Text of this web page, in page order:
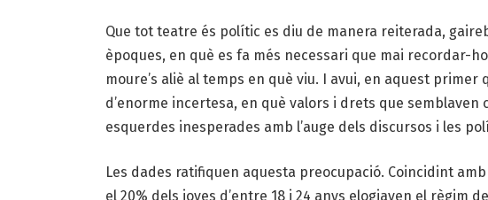
Que tot teatre és polític es diu de manera reiterada,
èpoques, en què es fa més necessari que mai recordar-
moure’s aliè al temps en què viu. I avui, en aquest primer
d’enorme incertesa, en què valors i drets que
esquerdes inesperades amb l’auge dels discursos i les
Les dades ratifiquen aquesta preocupació. Coincidint
el 20% dels joves d’entre 18 i 24 anys elogiaven el règim